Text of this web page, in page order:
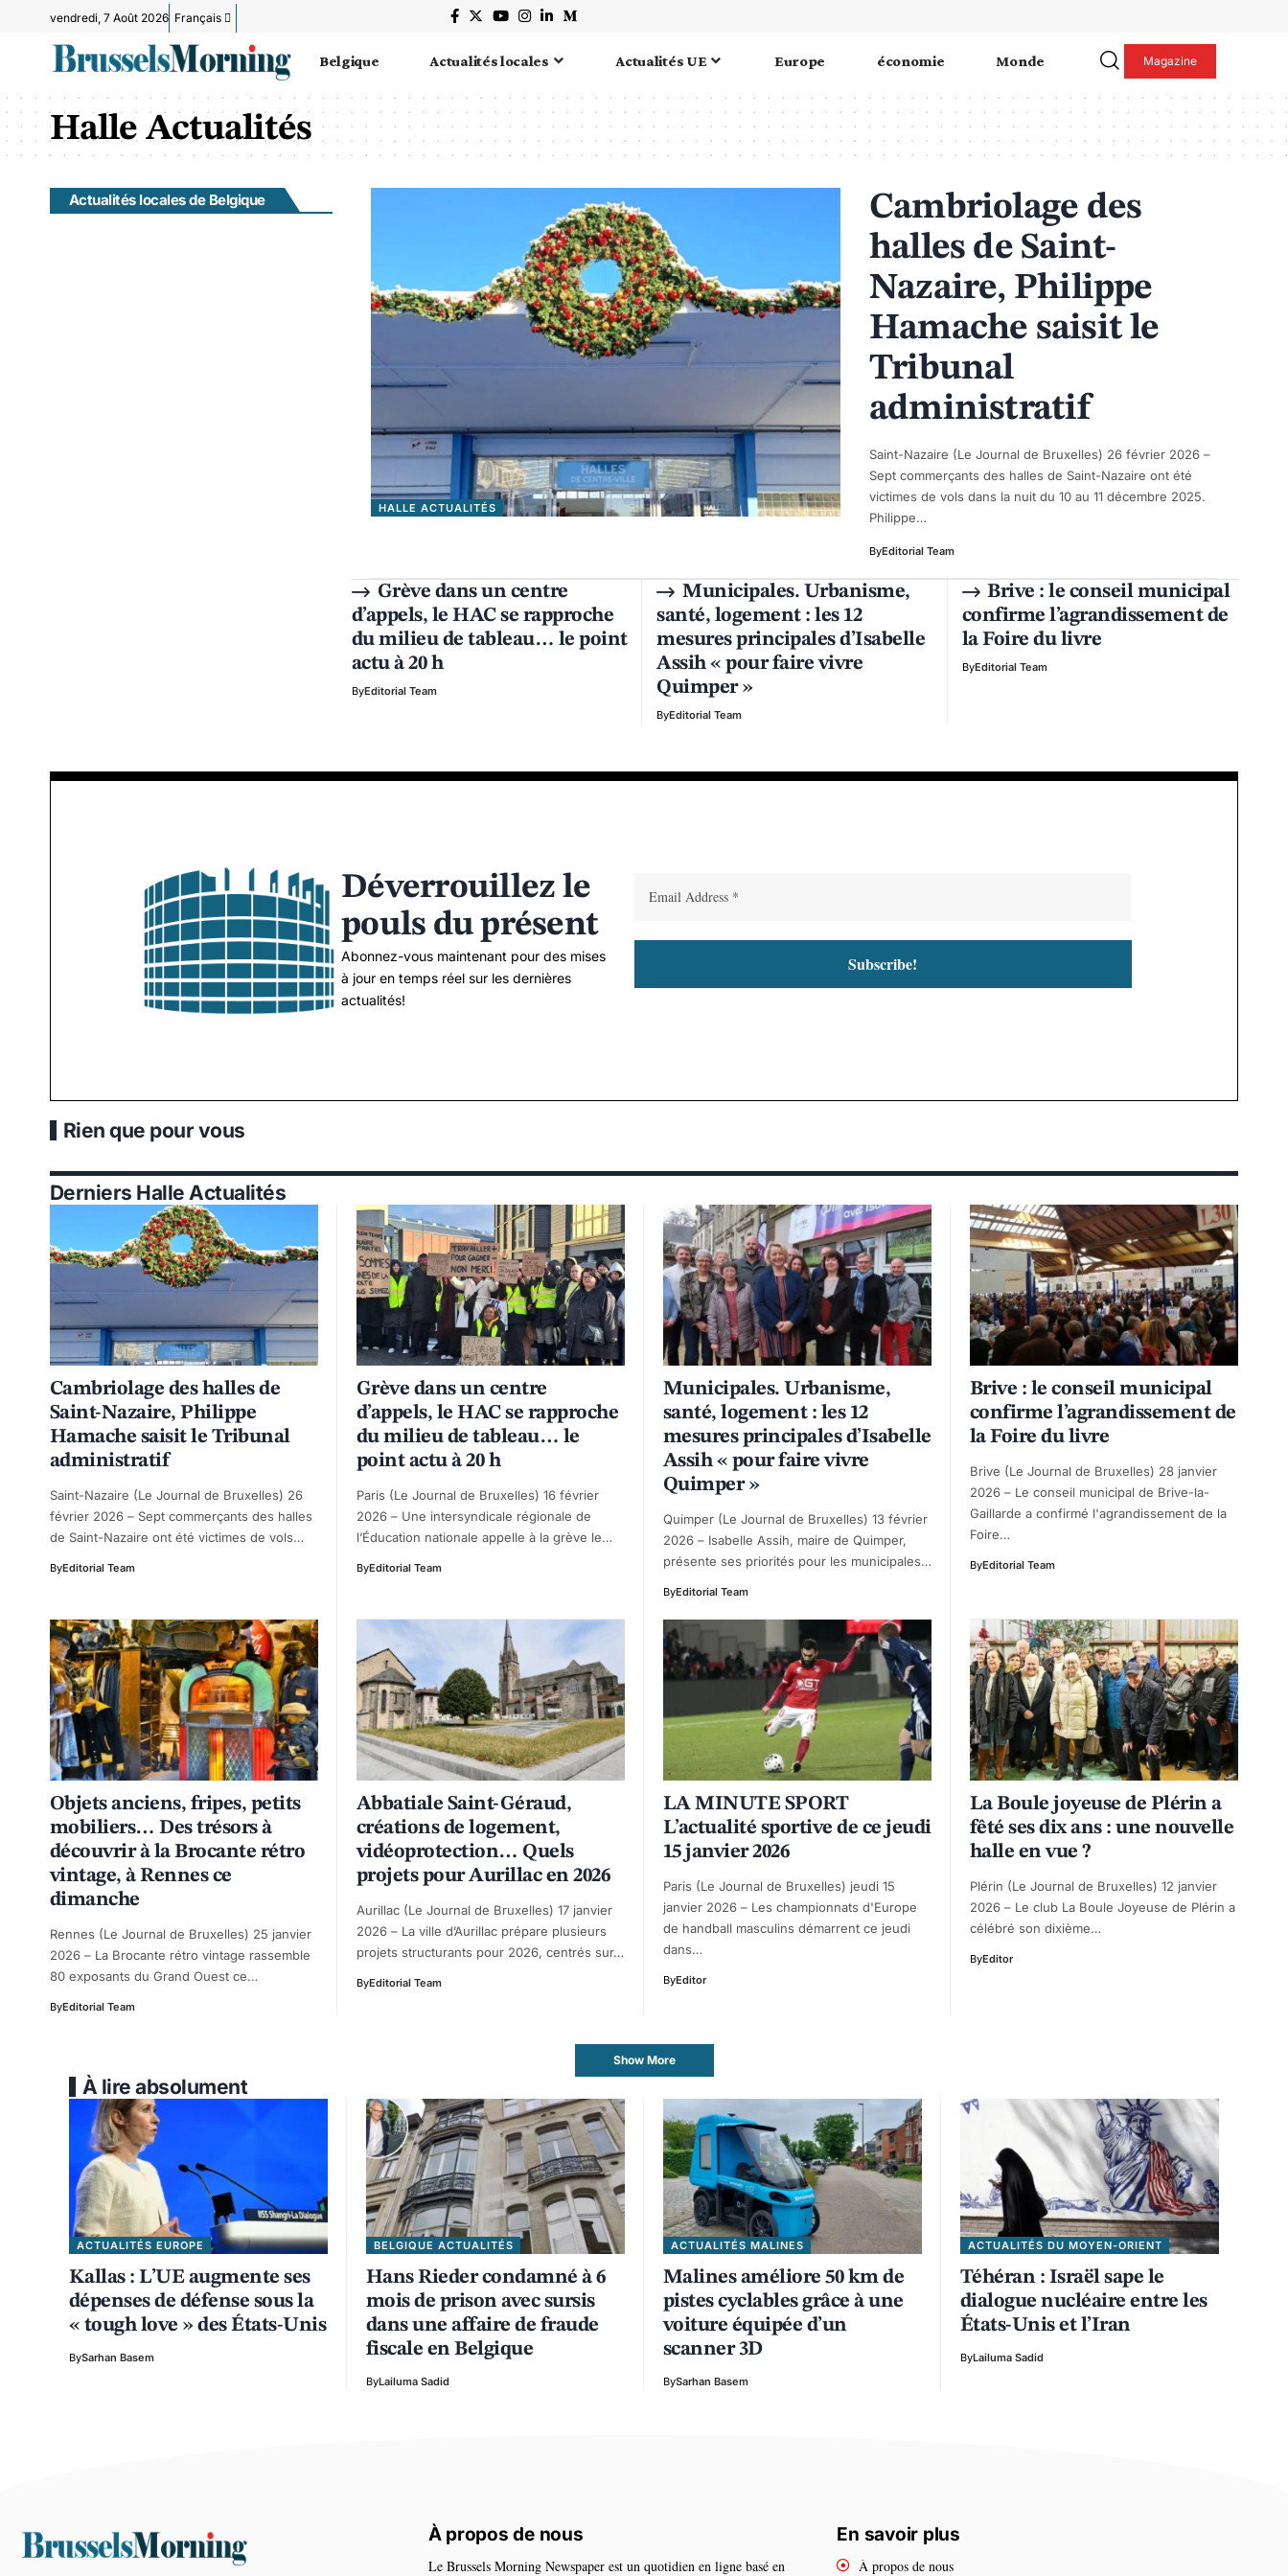
vendredi, 7 Août 2026 Français
Belgique Actualités locales Actualités UE Europe économie Monde Magazine
Halle Actualités
HALLE ACTUALITÉS
Cambriolage des
halles de Saint-
Nazaire, Philippe
Hamache saisit le
Tribunal
administratif
Saint-Nazaire (Le Journal de Bruxelles) 26 février 2026 –
Sept commerçants des halles de Saint-Nazaire ont été
victimes de vols dans la nuit du 10 au 11 décembre 2025.
Philippe…
ByEditorial Team
Grève dans un centre
d’appels, le HAC se rapproche
du milieu de tableau… le point
actu à 20 h
ByEditorial Team
Municipales. Urbanisme,
santé, logement : les 12
mesures principales d’Isabelle
Assih « pour faire vivre
Quimper »
ByEditorial Team
Brive : le conseil municipal
confirme l’agrandissement de
la Foire du livre
ByEditorial Team
Actualités locales de Belgique
Déverrouillez le
pouls du présent
Abonnez-vous maintenant pour des mises
à jour en temps réel sur les dernières
actualités!
Rien que pour vous
Derniers Halle Actualités
Cambriolage des halles de
Saint-Nazaire, Philippe
Hamache saisit le Tribunal
administratif
Saint-Nazaire (Le Journal de Bruxelles) 26
février 2026 – Sept commerçants des halles
de Saint-Nazaire ont été victimes de vols…
ByEditorial Team
Grève dans un centre
d’appels, le HAC se rapproche
du milieu de tableau… le
point actu à 20 h
Paris (Le Journal de Bruxelles) 16 février
2026 – Une intersyndicale régionale de
l’Éducation nationale appelle à la grève le…
ByEditorial Team
Municipales. Urbanisme,
santé, logement : les 12
mesures principales d’Isabelle
Assih « pour faire vivre
Quimper »
Quimper (Le Journal de Bruxelles) 13 février
2026 – Isabelle Assih, maire de Quimper,
présente ses priorités pour les municipales…
ByEditorial Team
Brive : le conseil municipal
confirme l’agrandissement de
la Foire du livre
Brive (Le Journal de Bruxelles) 28 janvier
2026 – Le conseil municipal de Brive-la-
Gaillarde a confirmé l'agrandissement de la
Foire…
ByEditorial Team
Objets anciens, fripes, petits
mobiliers… Des trésors à
découvrir à la Brocante rétro
vintage, à Rennes ce
dimanche
Rennes (Le Journal de Bruxelles) 25 janvier
2026 – La Brocante rétro vintage rassemble
80 exposants du Grand Ouest ce…
ByEditorial Team
Abbatiale Saint-Géraud,
créations de logement,
vidéoprotection… Quels
projets pour Aurillac en 2026
Aurillac (Le Journal de Bruxelles) 17 janvier
2026 – La ville d’Aurillac prépare plusieurs
projets structurants pour 2026, centrés sur…
ByEditorial Team
LA MINUTE SPORT
L’actualité sportive de ce jeudi
15 janvier 2026
Paris (Le Journal de Bruxelles) jeudi 15
janvier 2026 – Les championnats d'Europe
de handball masculins démarrent ce jeudi
dans…
ByEditor
La Boule joyeuse de Plérin a
fêté ses dix ans : une nouvelle
halle en vue ?
Plérin (Le Journal de Bruxelles) 12 janvier
2026 – Le club La Boule Joyeuse de Plérin a
célébré son dixième…
ByEditor
Show More
À lire absolument
ACTUALITÉS EUROPE
Kallas : L’UE augmente ses
dépenses de défense sous la
« tough love » des États-Unis
BySarhan Basem
BELGIQUE ACTUALITÉS
Hans Rieder condamné à 6
mois de prison avec sursis
dans une affaire de fraude
fiscale en Belgique
ByLailuma Sadid
ACTUALITÉS MALINES
Malines améliore 50 km de
pistes cyclables grâce à une
voiture équipée d’un
scanner 3D
BySarhan Basem
ACTUALITÉS DU MOYEN-ORIENT
Téhéran : Israël sape le
dialogue nucléaire entre les
États-Unis et l’Iran
ByLailuma Sadid
À propos de nous
Le Brussels Morning Newspaper est un quotidien en ligne basé en
En savoir plus
À propos de nous